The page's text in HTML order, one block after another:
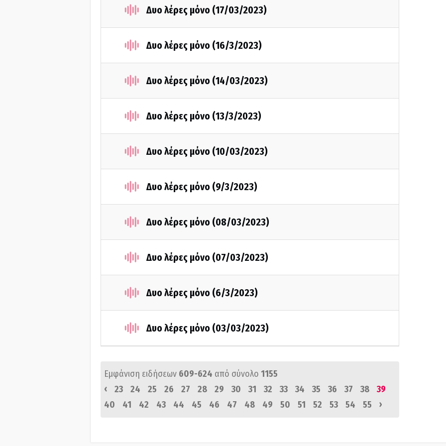
Δυο λέρες μόνο (17/03/2023)
Δυο λέρες μόνο (16/3/2023)
Δυο λέρες μόνο (14/03/2023)
Δυο λέρες μόνο (13/3/2023)
Δυο λέρες μόνο (10/03/2023)
Δυο λέρες μόνο (9/3/2023)
Δυο λέρες μόνο (08/03/2023)
Δυο λέρες μόνο (07/03/2023)
Δυο λέρες μόνο (6/3/2023)
Δυο λέρες μόνο (03/03/2023)
Εμφάνιση ειδήσεων 609-624 από σύνολο 1155
‹
23 24 25 26 27 28 29 30 31 32 33 34 35 36 37 38
39
40
41 42 43 44 45 46 47 48 49 50 51 52 53 54 55 ›